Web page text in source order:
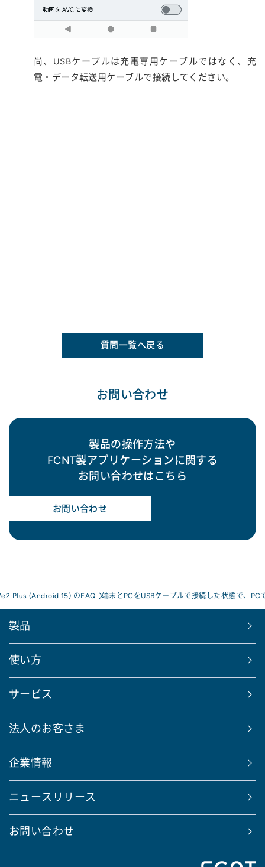
尚、USBケーブルは充電専用ケーブルではなく、充
電・データ転送用ケーブルで接続してください。
質問一覧へ戻る
お問い合わせ
製品の操作方法や
FCNT製アプリケーションに関する
お問い合わせはこちら
お問い合わせ
Plus (Android 15) のFAQ 端末とPCをUSBケーブルで接続した状態で、
製品
使い方
サービス
法人のお客さま
企業情報
ニュースリリース
お問い合わせ